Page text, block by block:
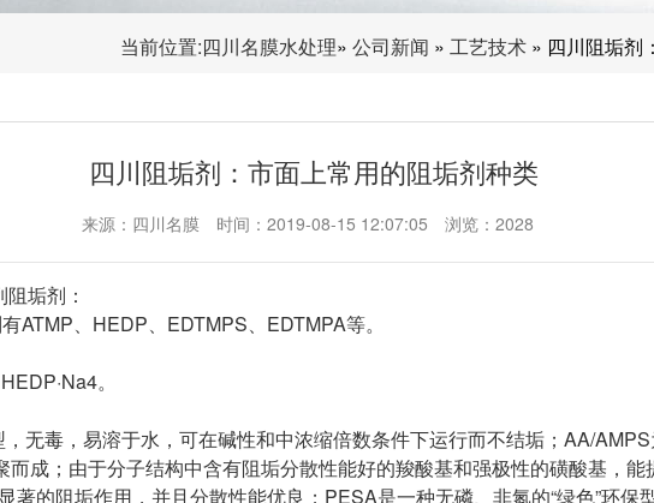
当前位置:四川名膜水处理» 公司新闻 » 工艺技术 » 四川阻垢剂
四川阻垢剂：市面上常用的阻垢剂种类
来源：四川名膜 时间：2019-08-15 12:07:05 浏览：2028
垢剂：
ATMP、HEDP、EDTMPS、EDTMPA等。
HEDP·Na4。
：
无毒，易溶于水，可在碱性和中浓缩倍数条件下运行而不结垢；AA/
而成；由于分子结构中含有阻垢分散性能好的羧酸基和强极性的磺酸基，
著的阻垢作用，并且分散性能优良；PESA是一种无磷、非氮的“绿色”环保